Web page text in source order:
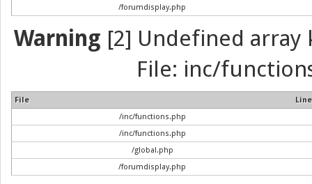
/forumdisplay.php
Warning [2] Undefined array
File: inc/
File
Line
/inc/functions.php
/inc/functions.php
/global.php
/forumdisplay.php